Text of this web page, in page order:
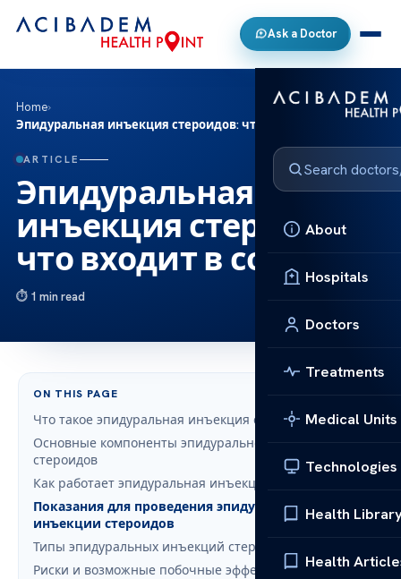
Ask a Doctor
About
Hospitals
Doctors
Treatments
Medical Units
Technologies
Health
Health
Home›
Эпидуральная инъекция стероидов: что входит в состав
ARTICLE
Эпидуральная
инъекция стероидов:
что входит в состав
1 min read
ON THIS PAGE
Что такое эпидуральная инъекция стероидов?
Основные компоненты эпидуральной инъекции
стероидов
Как работает эпидуральная инъекция стероидов?
Показания для проведения эпидуральной
инъекции стероидов
Типы эпидуральных инъекций стероидов
Риски и возможные побочные эффекты